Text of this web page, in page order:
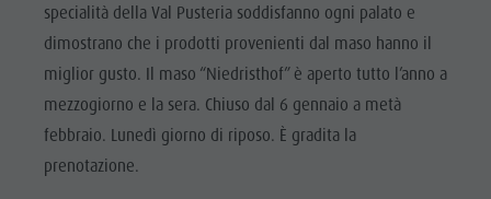
LOCALITÀ E
DINTORNI
TRADIZIONE E
ARTIGIANATO
HIGHLIGHT
Tennis
Nuotare
Panoramica dei tour
Imposta di soggiorno
Vacanza con il cane
Raccogliere funghi
Kronplatz Doctor Service
FAQ
specialità della Val Pusteria soddisfanno ogni palato e
dimostrano che i prodotti provenienti dal maso hanno il
miglior gusto. Il maso “Niedristhof” è aperto tutto l’anno a
mezzogiorno e la sera. Chiuso dal 6 gennaio a metà
febbraio. Lunedì giorno di riposo. È gradita la
prenotazione.